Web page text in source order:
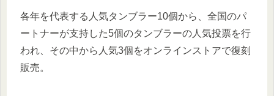
各年を代表する人気タンブラー10個から、全国のパ
ートナーが支持した5個のタンブラーの人気投票を行
われ、その中から人気3個をオンラインストアで復刻
販売。